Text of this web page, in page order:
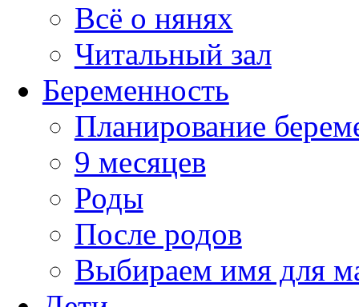
Всё о нянях
Читальный зал
Беременность
Планирование
9 месяцев
Роды
После родов
Выбираем имя для